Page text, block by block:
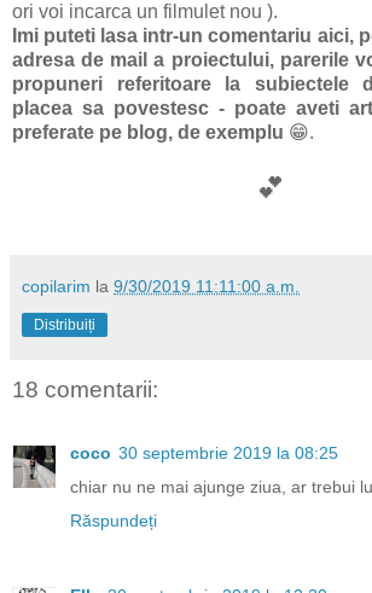
ori voi incarca un filmulet nou ).
Imi puteti lasa intr-un comentariu aici,
adresa de mail a proiectului, parerile
propuneri referitoare la subiectele
placea sa povestesc - poate aveti
preferate pe blog, de exemplu 😁.
💕
copilarim la 9/30/2019 11:11:00 a.m.
Distribuiți
18 comentarii:
coco 30 septembrie 2019 la 08:25
chiar nu ne mai ajunge ziua, ar trebui
Răspundeți